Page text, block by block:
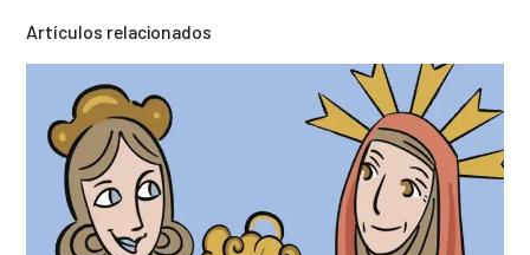
Artículos relacionados